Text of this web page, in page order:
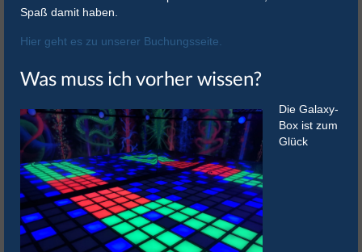
Spaß damit haben.
Hier geht es zu unserer Buchungsseite.
Was muss ich vorher wissen?
Die Galaxy-
Box ist zum
Glück